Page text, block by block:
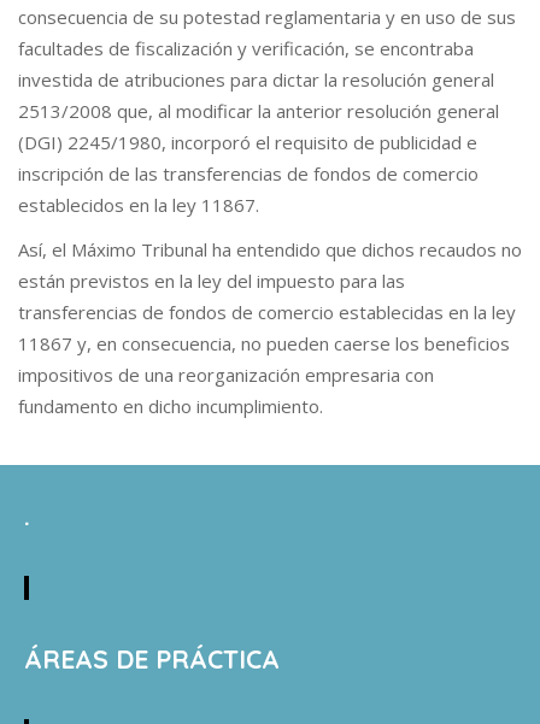
consecuencia de su potestad reglamentaria y en uso de sus
facultades de fiscalización y verificación, se encontraba
investida de atribuciones para dictar la resolución general
2513/2008 que, al modificar la anterior resolución general
(DGI) 2245/1980, incorporó el requisito de publicidad e
inscripción de las transferencias de fondos de comercio
establecidos en la ley 11867.
Así, el Máximo Tribunal ha entendido que dichos recaudos no
están previstos en la ley del impuesto para las
transferencias de fondos de comercio establecidas en la ley
11867 y, en consecuencia, no pueden caerse los beneficios
impositivos de una reorganización empresaria con
fundamento en dicho incumplimiento.
.
ÁREAS DE PRÁCTICA